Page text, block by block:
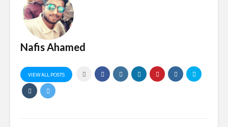
Nafis Ahamed
VIEW ALL POSTS